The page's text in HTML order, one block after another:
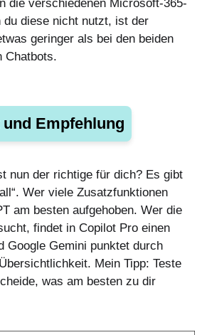
die verschiedenen Microsoft-365-
du diese nicht nutzt, ist der
geringer als bei den beiden
Chatbots.
und Empfehlung
nun der richtige für dich? Es gibt
Wer viele Zusatzfunktionen
am besten aufgehoben. Wer die
findet in Copilot Pro einen
Google Gemini punktet durch
Mein Tipp: Teste
was am besten zu dir